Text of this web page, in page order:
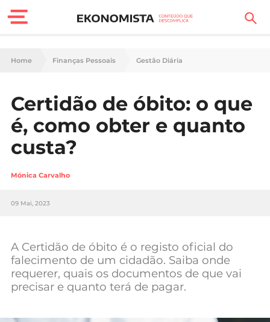
Finanças Pessoais
Carreira
Casa
Lifestyle
Sociedade
Negócios
Mundial 2026
Home Finanças Pessoais Gestão Diária
Certidão de óbito: o que
é, como obter e quanto
custa?
Mónica Carvalho
09 Mai, 2023
A Certidão de óbito é o registo oficial do
falecimento de um cidadão. Saiba onde
requerer, quais os documentos de que vai
precisar e quanto terá de pagar.